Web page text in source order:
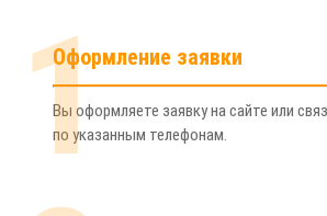
1
Оформление заявки
Вы оформляете заявку на сайте или
по указанным телефонам.